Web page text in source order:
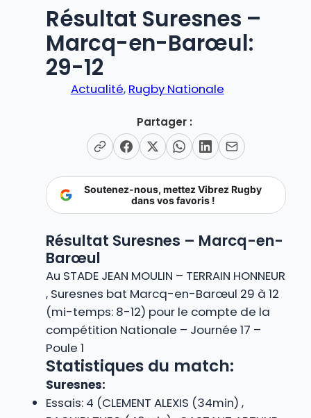
Résultat Suresnes –
Marcq-en-Barœul:
29-12
Actualité, Rugby Nationale
Partager :
Soutenez-nous, mettez Vibrez Rugby
dans vos favoris !
Résultat Suresnes – Marcq-en-
Barœul
Au STADE JEAN MOULIN – TERRAIN HONNEUR
, Suresnes bat Marcq-en-Barœul 29 à 12
(mi-temps: 8-12) pour le compte de la
compétition Nationale – Journée 17 –
Poule 1
Statistiques du match:
Suresnes:
Essais: 4 (CLEMENT ALEXIS (34min) ,